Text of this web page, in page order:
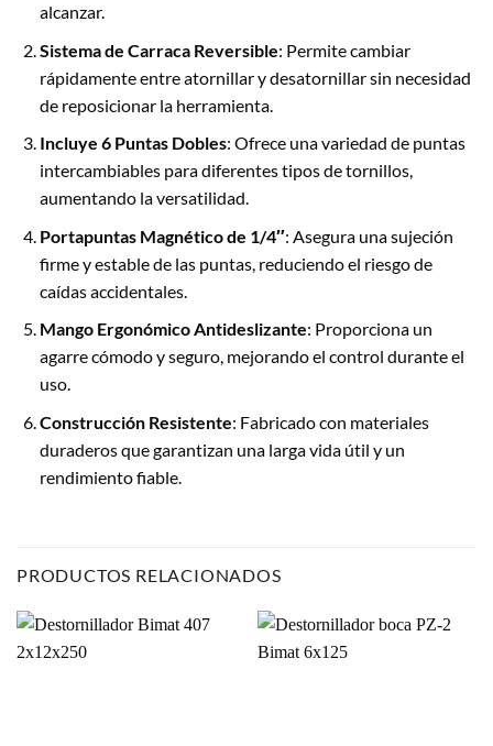
alcanzar.
Sistema de Carraca Reversible: Permite cambiar
rápidamente entre atornillar y desatornillar sin necesidad
de reposicionar la herramienta.
Incluye 6 Puntas Dobles: Ofrece una variedad de puntas
intercambiables para diferentes tipos de tornillos,
aumentando la versatilidad.
Portapuntas Magnético de 1/4″: Asegura una sujeción
firme y estable de las puntas, reduciendo el riesgo de
caídas accidentales.
Mango Ergonómico Antideslizante: Proporciona un
agarre cómodo y seguro, mejorando el control durante el
uso.
Construcción Resistente: Fabricado con materiales
duraderos que garantizan una larga vida útil y un
rendimiento fiable.
PRODUCTOS RELACIONADOS